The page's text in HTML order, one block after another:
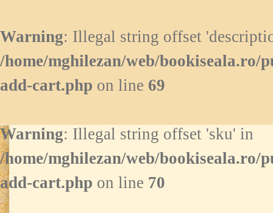
Warning: Illegal string offset
/home/mghilezan/web/bookiseala.ro/
add-cart.php on line 69
Warning: Illegal string offset 'sku' in
/home/mghilezan/web/bookiseala.ro/
add-cart.php on line 70